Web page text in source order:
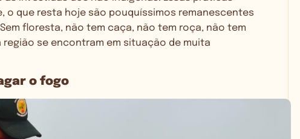
o que resta hoje são pouquíssimos remanescentes
floresta, não tem caça, não tem roça, não tem
se encontram em situação de muita
o fogo